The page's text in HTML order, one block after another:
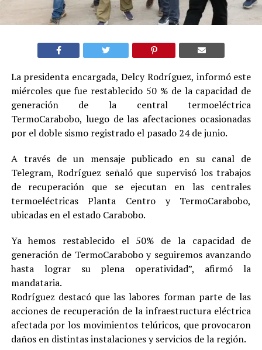
La presidenta encargada, Delcy Rodríguez, informó este
miércoles que fue restablecido 50 % de la capacidad de
generación de la central termoeléctrica
TermoCarabobo, luego de las afectaciones ocasionadas
por el doble sismo registrado el pasado 24 de junio.
A través de un mensaje publicado en su canal de
Telegram, Rodríguez señaló que supervisó los trabajos
de recuperación que se ejecutan en las centrales
termoeléctricas Planta Centro y TermoCarabobo,
ubicadas en el estado Carabobo.
Ya hemos restablecido el 50% de la capacidad de
generación de TermoCarabobo y seguiremos avanzando
hasta lograr su plena operatividad”, afirmó la
mandataria.
Rodríguez destacó que las labores forman parte de las
acciones de recuperación de la infraestructura eléctrica
afectada por los movimientos telúricos, que provocaron
daños en distintas instalaciones y servicios de la región.